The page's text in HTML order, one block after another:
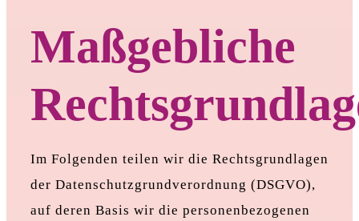
Maßgebliche
Im Folgenden teilen wir die Rechtsgrundlagen
der Datenschutzgrundverordnung (DSGVO),
auf deren Basis wir die personenbezogenen